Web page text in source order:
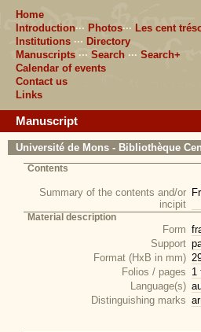
Home
Introduction··· Photos··· Les cent
Institutions ··· Directory
Manuscripts ··· Search ··· Search+
Calendar of events
Contact us
Links
Manuscript
Université de Mons - Bibliothèque
Contents
Summary of the contents and/or
incipit
Material description
Form
Support
Format (HxB in mm)
Folios / pages 1
Language(s)
Distinguishing marks